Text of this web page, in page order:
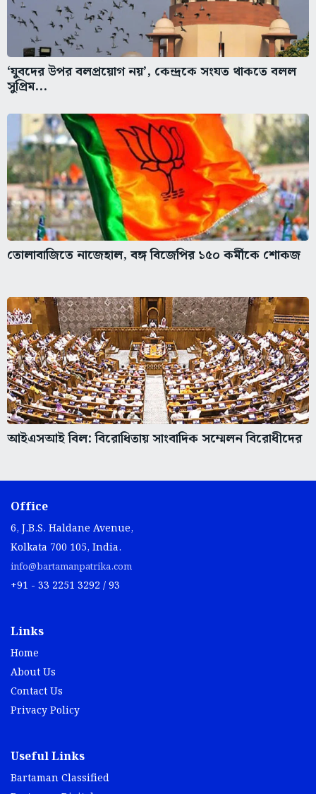
‘যুবদের উপর বলপ্রয়োগ নয়’, কেন্দ্রকে সংযত থাকতে বলল
সুপ্রিম...
তোলাবাজিতে নাজেহাল, বঙ্গ বিজেপির ১৫০ কর্মীকে শোকজ
আইএসআই বিল: বিরোধিতায় সাংবাদিক সম্মেলন বিরোধীদের
Office
6, J.B.S. Haldane Avenue,
Kolkata 700 105, India.
info@bartamanpatrika.com
+91 - 33 2251 3292 / 93
Links
Home
About Us
Contact Us
Privacy Policy
Useful Links
Bartaman Classified